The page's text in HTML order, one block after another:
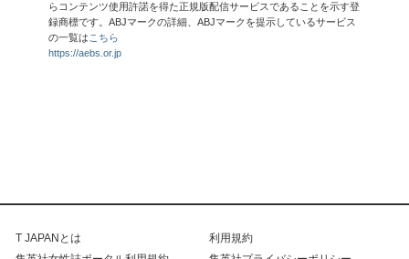
らコンテンツ使用許諾を得た正規版配信サービスであることを示す登
録商標です。ABJマークの詳細、ABJマークを提示しているサービス
の一覧は こちら
https://aebs.or.jp
T JAPANとは
利用規約